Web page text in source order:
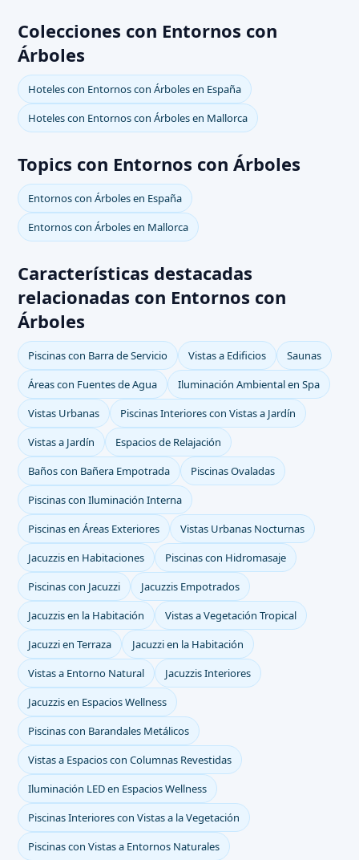
Colecciones con Entornos con
Árboles
Hoteles con Entornos con Árboles en España
Hoteles con Entornos con Árboles en Mallorca
Topics con Entornos con Árboles
Entornos con Árboles en España
Entornos con Árboles en Mallorca
Características destacadas
relacionadas con Entornos con
Árboles
Piscinas con Barra de Servicio Vistas a Edificios
Saunas
Áreas con Fuentes de Agua
Iluminación Ambiental en Spa
Vistas Urbanas
Piscinas Interiores con Vistas a Jardín
Vistas a Jardín
Espacios de Relajación
Baños con Bañera Empotrada
Piscinas Ovaladas
Piscinas con Iluminación Interna
Piscinas en Áreas Exteriores
Vistas Urbanas Nocturnas
Jacuzzis en Habitaciones
Piscinas con Hidromasaje
Piscinas con Jacuzzi
Jacuzzis Empotrados
Jacuzzis en la Habitación
Vistas a Vegetación Tropical
Jacuzzi en Terraza
Jacuzzi en la Habitación
Vistas a Entorno Natural
Jacuzzis Interiores
Jacuzzis en Espacios Wellness
Piscinas con Barandales Metálicos
Vistas a Espacios con Columnas Revestidas
Iluminación LED en Espacios Wellness
Piscinas Interiores con Vistas a la Vegetación
Piscinas con Vistas a Entornos Naturales